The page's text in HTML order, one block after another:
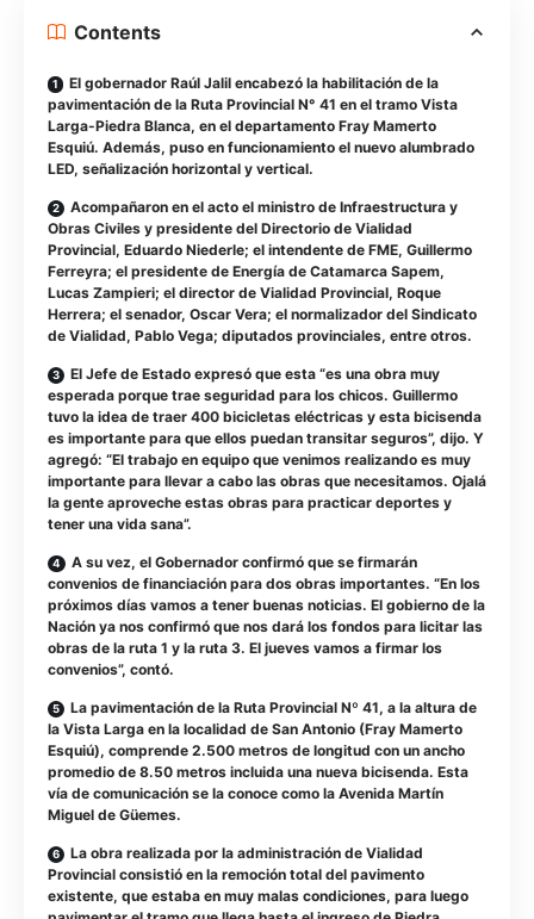
Contents
El gobernador Raúl Jalil encabezó la habilitación de la
pavimentación de la Ruta Provincial N° 41 en el tramo Vista
Larga-Piedra Blanca, en el departamento Fray Mamerto
Esquiú. Además, puso en funcionamiento el nuevo alumbrado
LED, señalización horizontal y vertical.
Acompañaron en el acto el ministro de Infraestructura y
Obras Civiles y presidente del Directorio de Vialidad
Provincial, Eduardo Niederle; el intendente de FME, Guillermo
Ferreyra; el presidente de Energía de Catamarca Sapem,
Lucas Zampieri; el director de Vialidad Provincial, Roque
Herrera; el senador, Oscar Vera; el normalizador del Sindicato
de Vialidad, Pablo Vega; diputados provinciales, entre otros.
El Jefe de Estado expresó que esta “es una obra muy
esperada porque trae seguridad para los chicos. Guillermo
tuvo la idea de traer 400 bicicletas eléctricas y esta bicisenda
es importante para que ellos puedan transitar seguros”, dijo. Y
agregó: “El trabajo en equipo que venimos realizando es muy
importante para llevar a cabo las obras que necesitamos. Ojalá
la gente aproveche estas obras para practicar deportes y
tener una vida sana”.
A su vez, el Gobernador confirmó que se firmarán
convenios de financiación para dos obras importantes. “En los
próximos días vamos a tener buenas noticias. El gobierno de la
Nación ya nos confirmó que nos dará los fondos para licitar las
obras de la ruta 1 y la ruta 3. El jueves vamos a firmar los
convenios”, contó.
La pavimentación de la Ruta Provincial Nº 41, a la altura de
la Vista Larga en la localidad de San Antonio (Fray Mamerto
Esquiú), comprende 2.500 metros de longitud con un ancho
promedio de 8.50 metros incluida una nueva bicisenda. Esta
vía de comunicación se la conoce como la Avenida Martín
Miguel de Güemes.
La obra realizada por la administración de Vialidad
Provincial consistió en la remoción total del pavimento
existente, que estaba en muy malas condiciones, para luego